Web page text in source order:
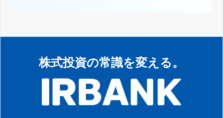
株式投資の常識を変える。